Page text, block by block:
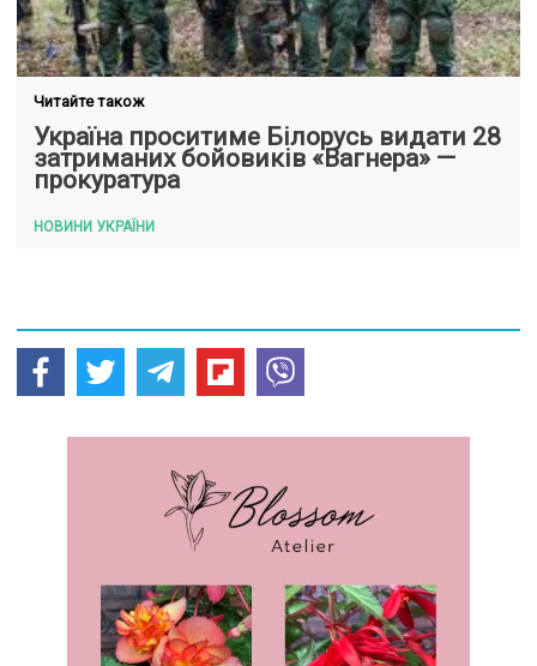
Читайте також
Україна проситиме Білорусь видати 28
затриманих бойовиків «Вагнера» —
прокуратура
НОВИНИ УКРАЇНИ